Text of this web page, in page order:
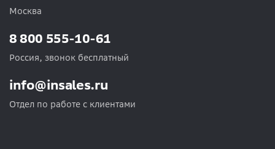
Москва
info@insales.ru
Отдел по работе с клиентами
8 800 555-10-61
Россия, звонок бесплатный